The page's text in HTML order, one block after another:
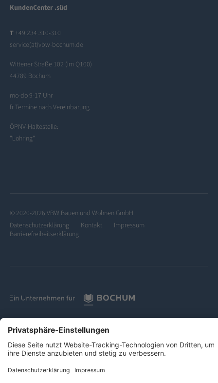
KundenCenter .süd
T +49 234 310-310
service(at)vbw-bochum.de
Wittener Straße 102 (im Q100)
44789 Bochum
mo-do 9-17 Uhr
fr Termine nach Vereinbarung
ÖPNV-Haltestelle:
"Lohring"
© 2020-2026 VBW Bauen und Wohnen GmbH
Datenschutzerklärung
Kontakt
Impressum
Barrierefreiheitserklärung